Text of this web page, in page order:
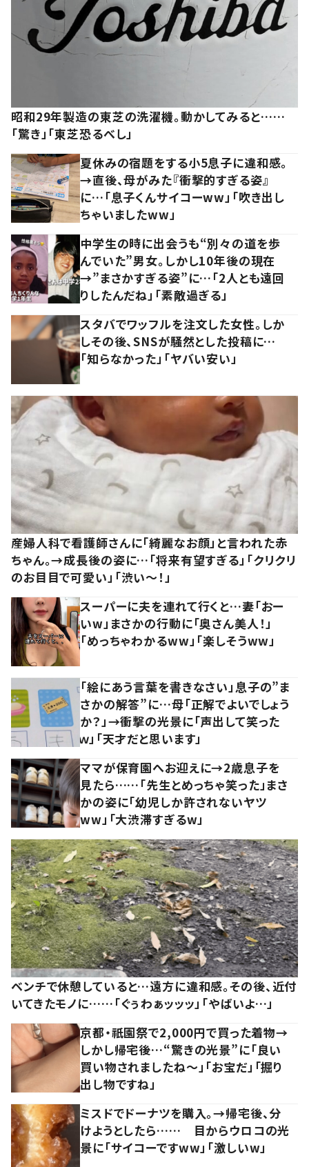
昭和29年製造の東芝の洗濯機。動かしてみると……
「驚き」「東芝恐るべし」
夏休みの宿題をする小5息子に違和感。
→直後、母がみた『衝撃的すぎる姿』
に…「息子くんサイコーww」「吹き出し
ちゃいましたww」
中学生の時に出会うも“別々の道を歩
んでいた”男女。しかし10年後の現在
→”まさかすぎる姿”に…「2人とも遠回
りしたんだね」「素敵過ぎる」
スタバでワッフルを注文した女性。しか
しその後、SNSが騒然とした投稿に…
「知らなかった」「ヤバい安い」
産婦人科で看護師さんに「綺麗なお顔」と言われた赤
ちゃん。→成長後の姿に…「将来有望すぎる」「クリクリ
のお目目で可愛い」「渋い～！」
スーパーに夫を連れて行くと…妻「おー
いw」まさかの行動に「奥さん美人！」
「めっちゃわかるww」「楽しそうww」
「絵にあう言葉を書きなさい」息子の”ま
さかの解答”に…母「正解でよいでしょう
か？」→衝撃の光景に「声出して笑った
ｗ」「天才だと思います」
ママが保育園へお迎えに→2歳息子を
見たら……「先生とめっちゃ笑った」まさ
かの姿に「幼児しか許されないヤツ
ww」「大渋滞すぎるw」
ベンチで休憩していると…遠方に違和感。その後、近付
いてきたモノに……「ぐぅわぁッッッ」「やばいよ…」
京都・祇園祭で2,000円で買った着物→
しかし帰宅後…“驚きの光景”に「良い
買い物されましたね～」「お宝だ」「掘り
出し物ですね」
ミスドでドーナツを購入。→帰宅後、分
けようとしたら…… 目からウロコの光
景に「サイコーですww」「激しいw」